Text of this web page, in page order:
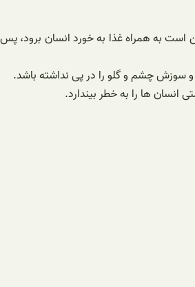
است به همراه غذا به خورد انسان برود، پس
و سوزش چشم و گلو را در پی نداشته باشد.
انسان ها را به خطر بیندارد.